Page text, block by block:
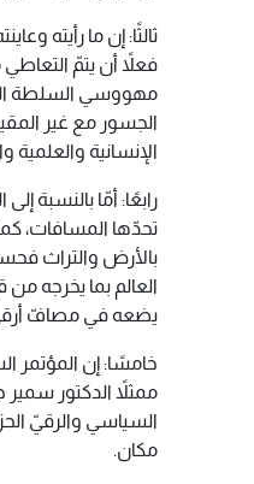
ثالثًا: إن ما رأيته
فعلاً أن يتمّ
مهووسي السلطة
الجسور مع غير
الإنسانية والعلمية
رابعًا: أمّا بالنسبة
تحدّها المسافات،
بالأرض والتراث
العالم بما يخرجه
يضعه في مصافّ
خامسًا: إن المؤتمر
ممثلاً الدكتور
السياسي والرقيّ
مكان.